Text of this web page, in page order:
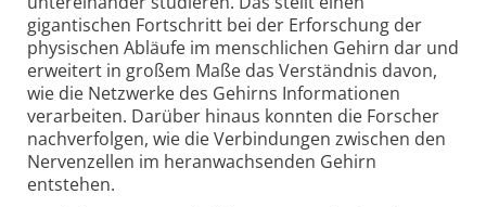
gigantischen Fortschritt bei der Erforschung der
physischen Abläufe im menschlichen Gehirn dar und
erweitert in großem Maße das Verständnis davon,
wie die Netzwerke des Gehirns Informationen
verarbeiten. Darüber hinaus konnten die Forscher
nachverfolgen, wie die Verbindungen zwischen den
Nervenzellen im heranwachsenden Gehirn
entstehen.